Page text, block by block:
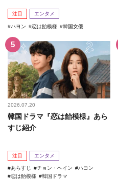
注目 エンタメ
ハヨン 恋は飴模様 韓国女優
2026.07.20
韓国ドラマ『恋は飴模様』あら
すじ紹介
注目 エンタメ
あらすじ チョン・ヘイン
ハヨン
恋は飴模様
韓国ドラマ